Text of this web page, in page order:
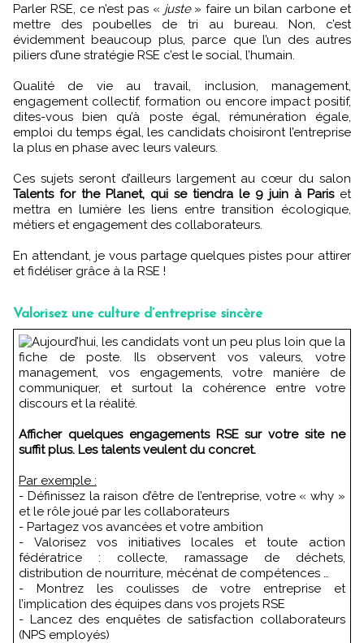
Parler RSE, ce n’est pas « juste» faire un bilan carbone et
mettre des poubelles de tri au bureau. Non, c’est
évidemment beaucoup plus, parce que l’un des autres
piliers d’une stratégie RSE c’est le social, l’humain.
Qualité de vie au travail, inclusion, management,
engagement collectif, formation ou encore impact positif,
dites-vous bien qu’à poste égal, rémunération égale,
emploi du temps égal, les candidats choisiront l’entreprise
la plus en phase avec leurs valeurs.
Ces sujets seront d’ailleurs largement au cœur du salon
Talents for the Planet, qui se tiendra le 9 juin à Pariset
mettra en lumière les liens entre transition écologique,
métiers et engagement des collaborateurs.
En attendant, je vous partage quelques pistes pour attirer
et fidéliser grâce à la RSE !
Valorisez une culture d’entreprise sincère
Aujourd’hui, les candidats vont un peu plus loin que la
fiche de poste. Ils observent vos valeurs, votre
management, vos engagements, votre manière de
communiquer, et surtout la cohérence entre votre
discours et la réalité.
Afficher quelques engagements RSE sur votre site ne
suffit plus. Les talents veulent du concret.
Par exemple :
- Définissez la raison d’être de l’entreprise, votre « why »
et le rôle joué par les collaborateurs
- Partagez vos avancées et votre ambition
- Valorisez vos initiatives locales et toute action
fédératrice : collecte, ramassage de déchets,
distribution de nourriture, mécénat de compétences …
- Montrez les coulisses de votre entreprise et
l’implication des équipes dans vos projets RSE
- Lancez des enquêtes de satisfaction collaborateurs
(NPS employés)